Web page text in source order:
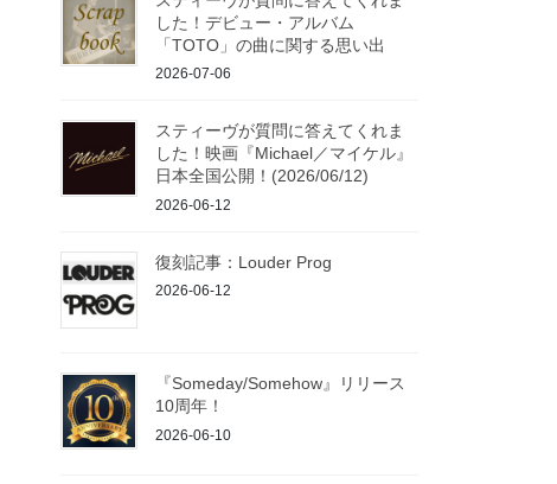
した！デビュー・アルバム
「TOTO」の曲に関する思い出
2026-07-06
スティーヴが質問に答えてくれま
した！映画『Michael／マイケル』
日本全国公開！(2026/06/12)
2026-06-12
復刻記事：Louder Prog
2026-06-12
『Someday/Somehow』リリース
10周年！
2026-06-10